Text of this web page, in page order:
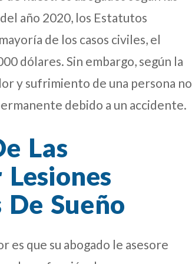
año 2020, los Estatutos
de los casos civiles, el
dólares. Sin embargo, según la
y sufrimiento de una persona no
debido a un accidente.
Las
Sueño
que su abogado le asesore